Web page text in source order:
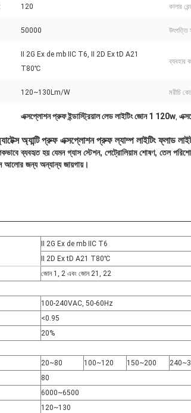
120 কালার
50000 উৎপত্তি
II 2G Ex de mb IIC T6, II 2D Ex tD A21
T80℃
ব্যবহার
120~130Lm/W মরীচি
এক্সপ্লোশন প্রুফ ইন্ডাস্ট্রিয়াল লেড লাইটিং জোন 1 120w,
অ্যান্টি প্রুফ এক্সপ্লোশন প্রুফ ল্যাম্প লাইটিং ফ্লাড
ব্যবহৃত হয় যেমন গ্যাস স্টেশন, পেট্রোলিয়াম শোষণ, তেল
আলোর জন্য অন্যান্য জায়গায়।
II 2G Ex de mb IIC T6
II 2D Ex tD A21 T80℃
জোন 1, 2 এবং জোন 21, 22
100-240VAC, 50-60Hz
<0.95
20%
20~80 100~120 150~200
80
6000~6500
120~130